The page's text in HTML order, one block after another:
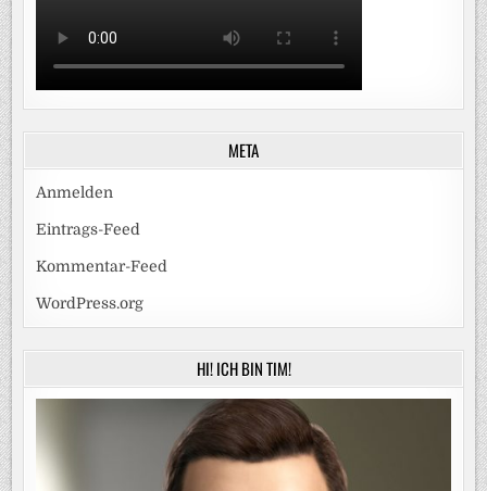
META
Anmelden
Eintrags-Feed
Kommentar-Feed
WordPress.org
HI! ICH BIN TIM!